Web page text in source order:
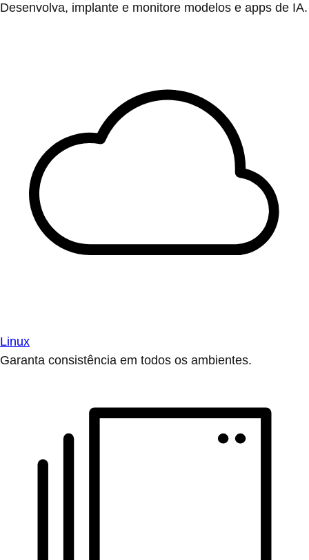
Desenvolva, implante e monitore modelos e apps de IA.
Linux
Garanta consistência em todos os ambientes.